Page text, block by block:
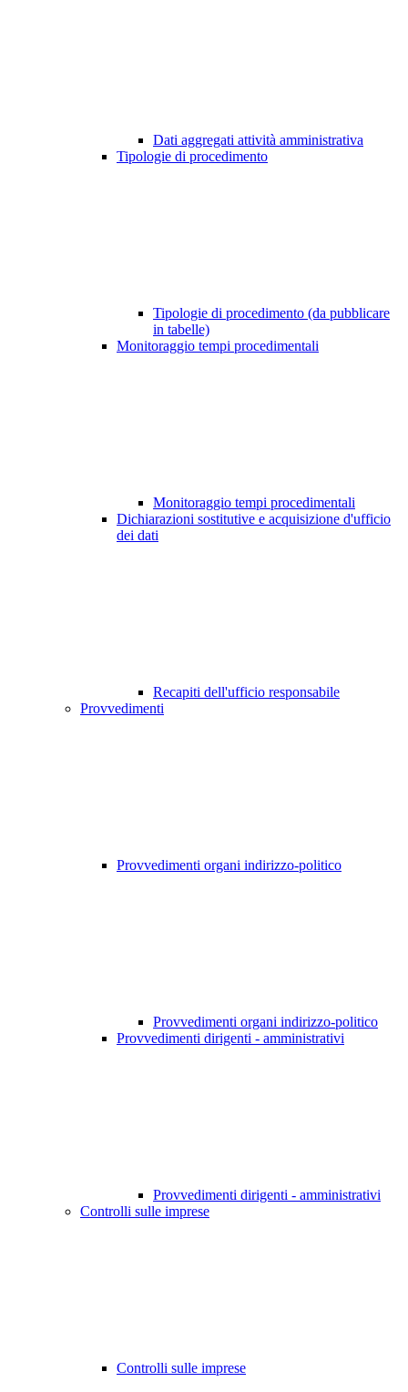
Dati aggregati attività amministrativa
Tipologie di procedimento
Tipologie di procedimento (da pubblicare
in tabelle)
Monitoraggio tempi procedimentali
Monitoraggio tempi procedimentali
Dichiarazioni sostitutive e acquisizione d'ufficio
dei dati
Recapiti dell'ufficio responsabile
Provvedimenti
Provvedimenti organi indirizzo-politico
Provvedimenti organi indirizzo-politico
Provvedimenti dirigenti - amministrativi
Provvedimenti dirigenti - amministrativi
Controlli sulle imprese
Controlli sulle imprese